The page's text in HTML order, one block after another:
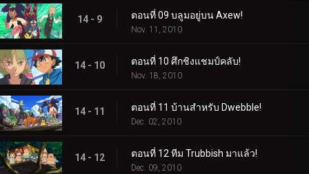
14 - 9 ตอนที่ 09 บลูมอยู่บน Axew!
Nov. 11, 2010
14 - 10 ตอนที่ 10 ศึกชิงแชมป์คลับ!
Nov. 18, 2010
14 - 11 ตอนที่ 11 บ้านสำหรับ Dwebble!
Dec. 02, 2010
14 - 12 ตอนที่ 12 ทีม Trubbish มาแล้ว!
Dec. 09, 2010